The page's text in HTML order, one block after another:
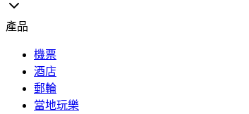
產品
機票
酒店
郵輪
當地玩樂